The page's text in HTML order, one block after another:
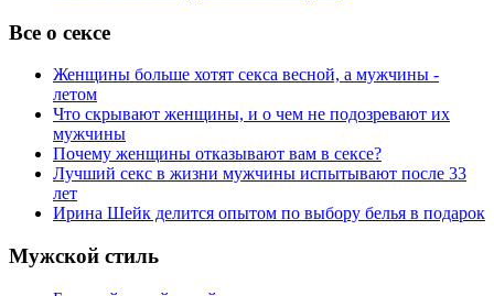
Все о сексе
Женщины больше хотят секса весной, а мужчины -
летом
Что скрывают женщины, и о чем не подозревают их
мужчины
Почему женщины отказывают вам в сексе?
Лучший секс в жизни мужчины испытывают после 33
лет
Ирина Шейк делится опытом по выбору белья в подарок
Мужской стиль